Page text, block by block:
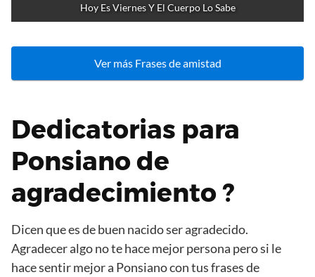
Hoy Es Viernes Y El Cuerpo Lo Sabe
Ver más Frases de amistad
Dedicatorias para
Ponsiano de
agradecimiento ?
Dicen que es de buen nacido ser agradecido.
Agradecer algo no te hace mejor persona pero si le
hace sentir mejor a Ponsiano con tus frases de